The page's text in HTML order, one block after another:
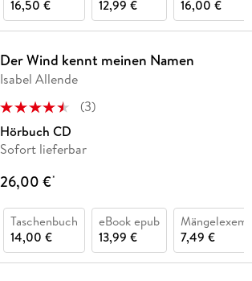
16,50 € 12,99 € 16,00 €
Der Wind kennt meinen Namen
Isabel Allende
(3)
Hörbuch CD
Sofort lieferbar
26,00 €*
Taschenbuch
14,00 €
eBook epub
13,99 €
7,49 €